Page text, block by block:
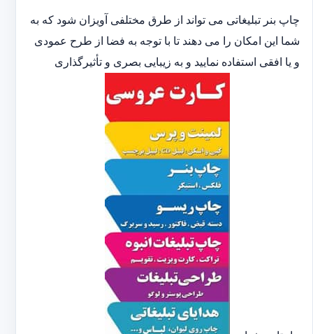
چاپ بنر تبلیغاتی می تواند از طرق مختلفی آویزان شود که به
شما این امکان را می دهند تا با توجه به فضا از طرح عمودی
و یا افقی استفاده نمایید و به زیبایی بصری و تأثیرگذاری